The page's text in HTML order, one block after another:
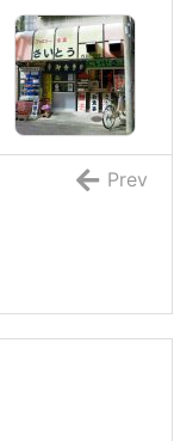
Prev